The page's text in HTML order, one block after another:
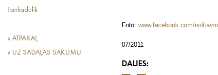
Fankadelik
« ATPAKAĻ
« UZ SADAĻAS SĀKUMU
Foto: www.facebook.com/
07/2011
DALIES: